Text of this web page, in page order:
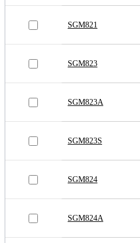
SGM821
SGM823
SGM823A
SGM823S
SGM824
SGM824A